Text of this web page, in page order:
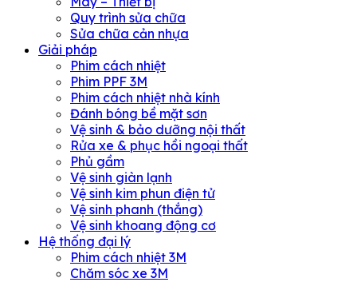
Quy trình sửa chữa
Sửa chữa cản nhựa
Giải pháp
Phim cách nhiệt
Phim PPF 3M
Phim cách nhiệt nhà kính
Đánh bóng bề mặt sơn
Vệ sinh & bảo dưỡng nội thất
Rửa xe & phục hồi ngoại thất
Phủ gầm
Vệ sinh giàn lạnh
Vệ sinh kim phun điện tử
Vệ sinh phanh (thắng)
Vệ sinh khoang động cơ
Hệ thống đại lý
Phim cách nhiệt 3M
Chăm sóc xe 3M